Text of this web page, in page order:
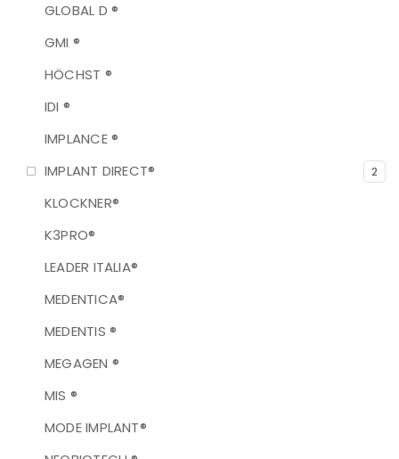
GLOBAL D ®
GMI ®
HÖCHST ®
IDI ®
IMPLANCE ®
IMPLANT DIRECT®
2
KLOCKNER®
K3PRO®
LEADER ITALIA®
MEDENTICA®
MEDENTIS ®
MEGAGEN ®
MIS ®
MODE IMPLANT®